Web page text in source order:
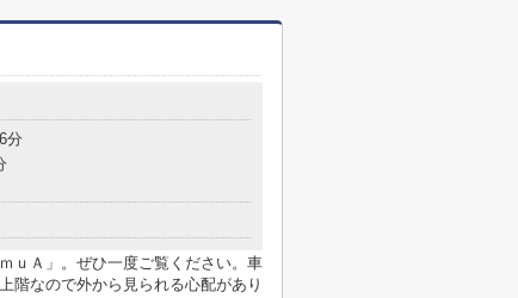
分
ｕＡ」。ぜひ一度ご覧ください。車
階なので外から見られる心配があり